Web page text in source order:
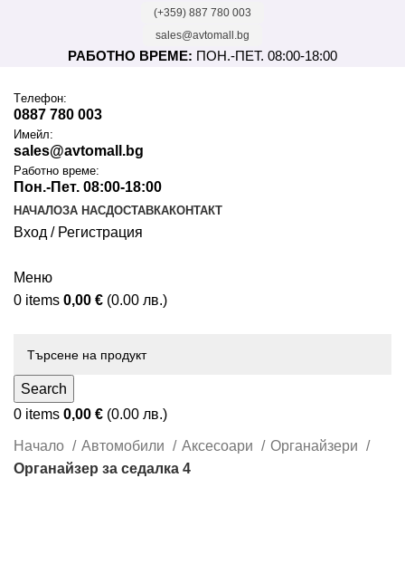
(+359) 887 780 003
sales@avtomall.bg
РАБОТНО ВРЕМЕ: ПОН.-ПЕТ. 08:00-18:00
Tелефон:
0887 780 003
Имейл:
sales@avtomall.bg
Работно време:
Пон.-Пет. 08:00-18:00
НАЧАЛОЗА НАСДОСТАВКАКОНТАКТ
Вход / Регистрация
Меню
0 items 0,00 € (0.00 лв.)
Search
0 items 0,00 € (0.00 лв.)
Начало Автомобили Аксесоари
Органайзери
Органайзер за седалка 4